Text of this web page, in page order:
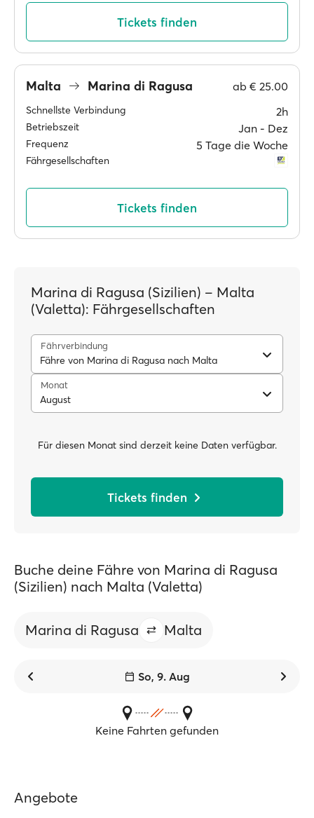
Tickets finden
Malta Marina di Ragusa ab € 25.00
Schnellste Verbindung 2h
Betriebszeit Jan ‐ Dez
Frequenz 5 Tage die Woche
Fährgesellschaften
Tickets finden
Marina di Ragusa (Sizilien) – Malta
(Valetta): Fährgesellschaften
Fährverbindung
Fähre von Marina di Ragusa nach Malta
Monat
August
Für diesen Monat sind derzeit keine Daten verfügbar.
Tickets finden
Buche deine Fähre von Marina di Ragusa
(Sizilien) nach Malta (Valetta)
Marina di Ragusa Malta
So, 9. Aug
Keine Fahrten gefunden
Angebote